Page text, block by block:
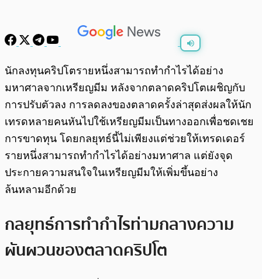
พร้อมเล่น 0:00/
นักลงทุนคริปโตรายหนึ่งสามารถทำกำไรได้อย่าง
มหาศาลจากเหรียญมีม หลังจากตลาดคริปโตเผชิญกับ
การปรับตัวลง การลดลงของตลาดครั้งล่าสุดส่งผลให้นัก
เทรดหลายคนหันไปใช้เหรียญมีมเป็นทางออกเพื่อชดเชย
การขาดทุน โดยกลยุทธ์นี้ไม่เพียงแต่ช่วยให้เทรดเดอร์
รายหนึ่งสามารถทำกำไรได้อย่างมหาศาล แต่ยังจุด
ประกายความสนใจในเหรียญมีมให้เพิ่มขึ้นอย่าง
ล้นหลามอีกด้วย
กลยุทธ์การทำกำไรท่ามกลางความ
ผันผวนของตลาดคริปโต